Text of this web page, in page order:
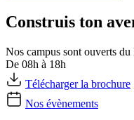
Construis ton
Nos campus sont ouverts
De 08h à 18h
Télécharger la brochure
Nos évènements